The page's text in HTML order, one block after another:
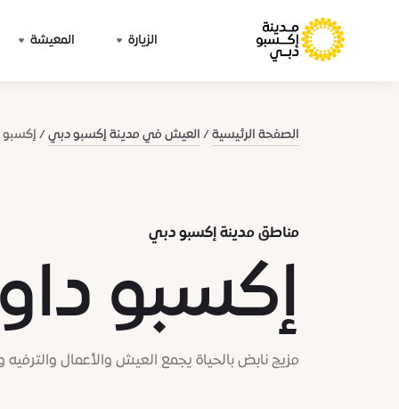
الزيارة المعيشة
الصفحة الرئيسية العيش في مدينة إكسبو دبي إكسبو
مناطق مدينة إكسبو دبي
إكسبو
مزيج نابض بالحياة يجمع العيش والأعمال والترفيه